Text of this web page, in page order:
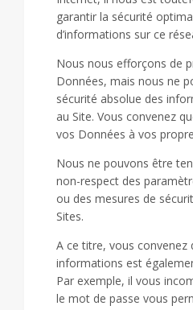
garantir la sécurité
d’informations sur ce
Nous nous efforçons de
Données, mais nous ne
sécurité absolue des
au Site. Vous convenez
vos Données à vos
Nous ne pouvons être
non-respect des
ou des mesures de
Sites.
A ce titre, vous convenez
informations est
Par exemple, il vous
le mot de passe vous